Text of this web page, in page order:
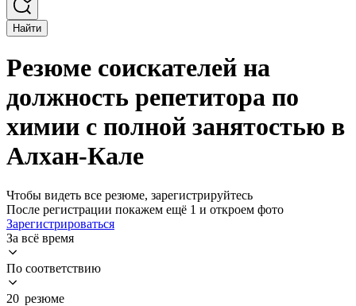
Найти
Резюме соискателей на
должность репетитора по
химии с полной занятостью в
Алхан-Кале
Чтобы видеть все резюме, зарегистрируйтесь
После регистрации покажем ещё 1 и откроем фото
Зарегистрироваться
За всё время
По соответствию
20 резюме